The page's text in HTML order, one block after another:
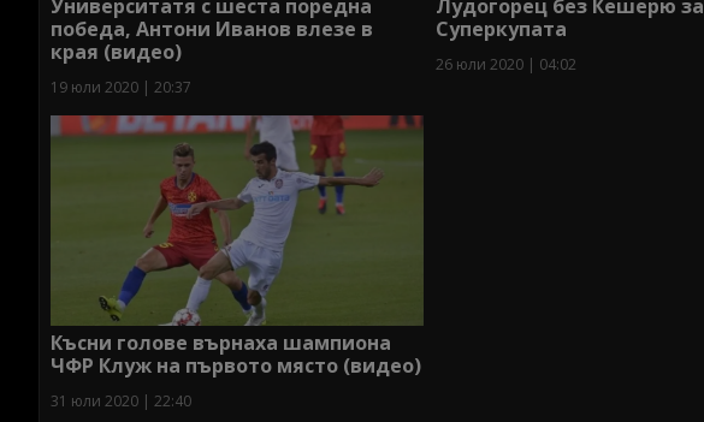
Университатя с шеста поредна
победа, Антони Иванов влезе в
края (видео)
19 юли 2020 | 20:37
Лудогорец без Кешерю за
Суперкупата
26 юли 2020 | 04:02
Късни голове върнаха шампиона
ЧФР Клуж на първото място (видео)
31 юли 2020 | 22:40